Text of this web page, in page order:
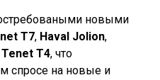
новыми
T7, Haval Jolion,
Tenet T4, что
спросе на новые и